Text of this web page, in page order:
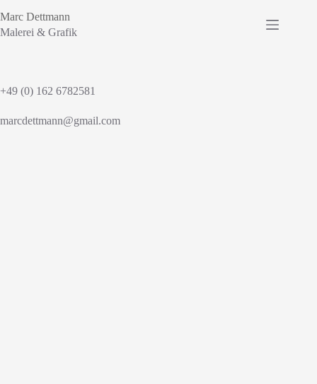
Inhalt
springen
Marc Dettmann
Malerei & Grafik
+49 (0) 162 6782581
marcdettmann@gmail.com